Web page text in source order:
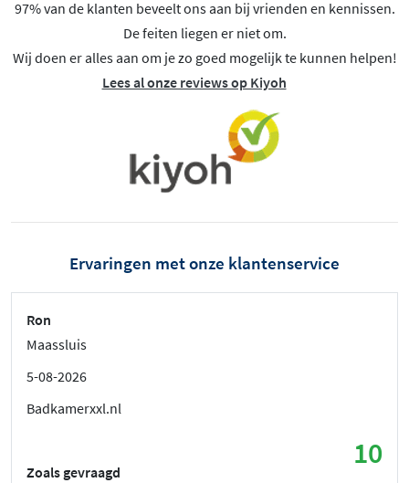
97% van de klanten beveelt ons aan bij vrienden en kennissen.
De feiten liegen er niet om.
Wij doen er alles aan om je zo goed mogelijk te kunnen helpen!
Lees al onze reviews op Kiyoh
Ervaringen met onze klantenservice
Ron
Maassluis
5-08-2026
Badkamerxxl.nl
10
Zoals gevraagd